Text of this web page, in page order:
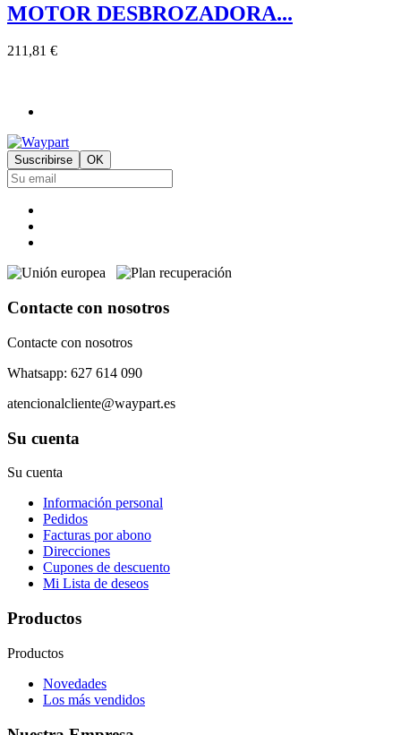
MOTOR DESBROZADORA...
211,81 €
Contacte con nosotros
Contacte con nosotros
Whatsapp: 627 614 090
atencionalcliente@waypart.es
Su cuenta
Su cuenta
Información personal
Pedidos
Facturas por abono
Direcciones
Cupones de descuento
Mi Lista de deseos
Productos
Productos
Novedades
Los más vendidos